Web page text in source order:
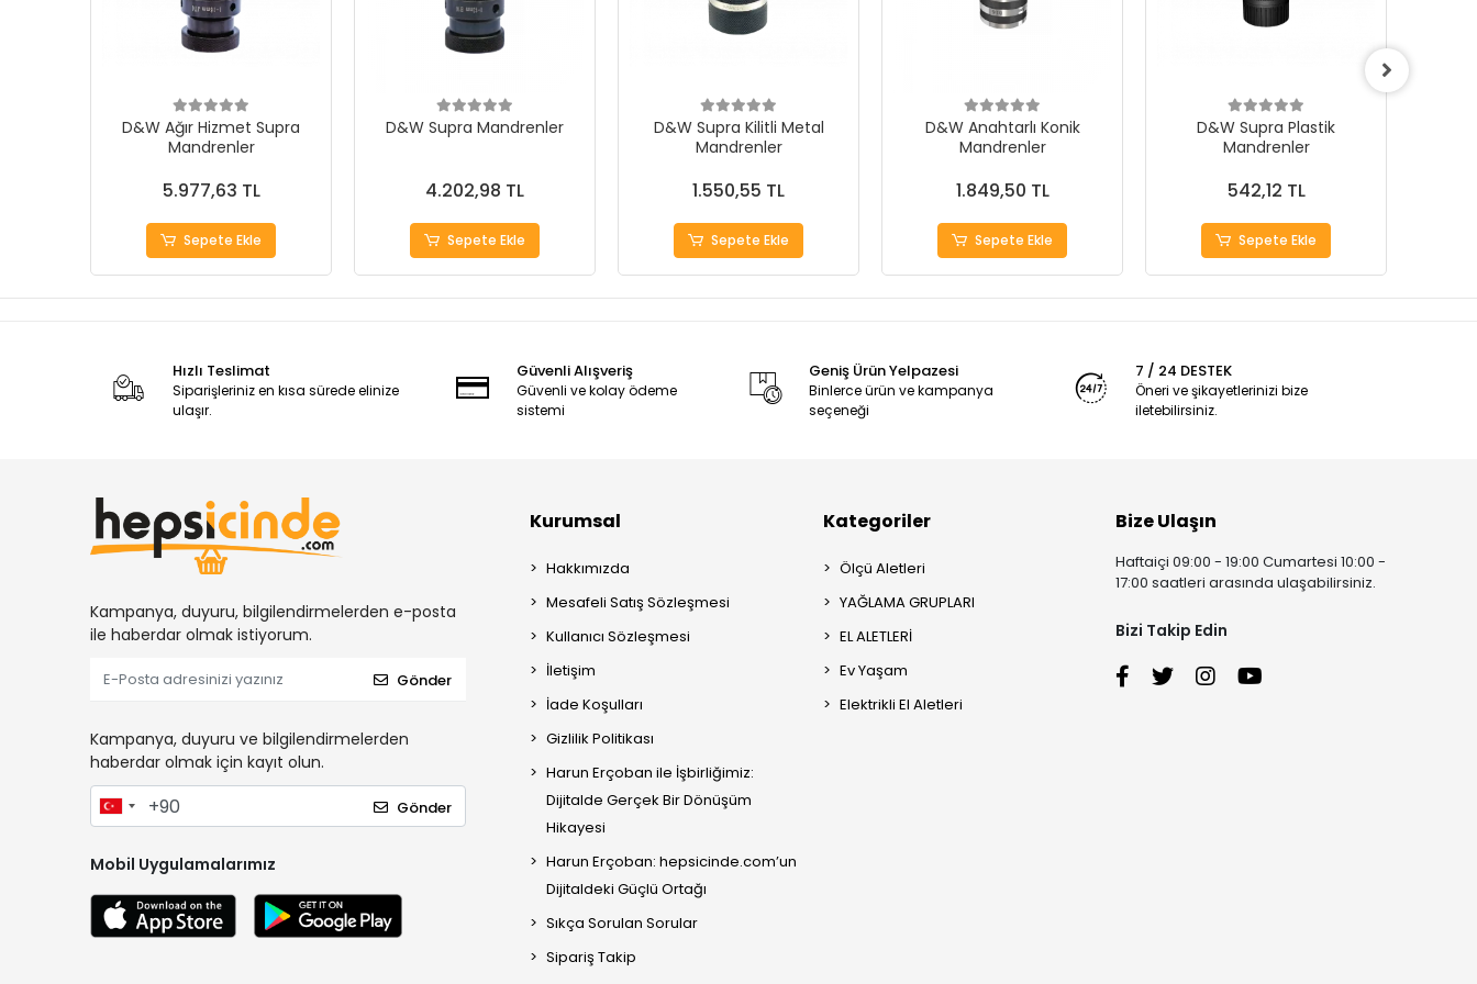
D&W Ağır Hizmet Supra
Mandrenler
5.977,63 TL
Sepete Ekle
D&W Supra Mandrenler
4.202,98 TL
Sepete Ekle
D&W Supra Kilitli Metal
Mandrenler
1.550,55 TL
Sepete Ekle
D&W Anahtarlı Konik
Mandrenler
1.849,50 TL
Sepete Ekle
D&W Supra Plastik
Mandrenler
542,12 TL
Sepete Ekle
Hızlı Teslimat
Siparişleriniz en kısa sürede elinize
ulaşır.
Güvenli Alışveriş
Güvenli ve kolay ödeme
sistemi
Geniş Ürün Yelpazesi
Binlerce ürün ve kampanya
seçeneği
7 / 24 DESTEK
Öneri ve şikayetlerinizi bize
iletebilirsiniz.
Kampanya, duyuru, bilgilendirmelerden e-posta
ile haberdar olmak istiyorum.
Gönder
Kampanya, duyuru ve bilgilendirmelerden
haberdar olmak için kayıt olun.
Gönder
Mobil Uygulamalarımız
Kurumsal
Hakkımızda
Mesafeli Satış Sözleşmesi
Kullanıcı Sözleşmesi
İletişim
İade Koşulları
Gizlilik Politikası
Harun Erçoban ile İşbirliğimiz:
Dijitalde Gerçek Bir Dönüşüm
Hikayesi
Harun Erçoban: hepsicinde.com’un
Dijitaldeki Güçlü Ortağı
Sıkça Sorulan Sorular
Sipariş Takip
Kategoriler
Ölçü Aletleri
YAĞLAMA GRUPLARI
EL ALETLERİ
Ev Yaşam
Elektrikli El Aletleri
Bize Ulaşın
Haftaiçi 09:00 - 19:00 Cumartesi 10:00 -
17:00 saatleri arasında ulaşabilirsiniz.
Bizi Takip Edin